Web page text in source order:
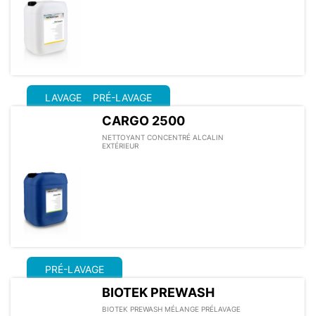
LAVAGE PRÉ-LAVAGE
CARGO 2500
NETTOYANT CONCENTRÉ ALCALIN
EXTÉRIEUR
PRÉ-LAVAGE
BIOTEK PREWASH
BIOTEK PREWASH MÉLANGE PRÉLAVAGE